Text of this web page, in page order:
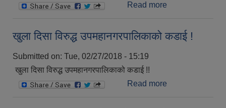
Read more
खुला दिसा विरुद्ध उपमहानगरपालिकाको कडाई !
Submitted on: Tue, 02/27/2018 - 15:19
खुला दिसा विरुद्ध उपमहानगरपालिकाको कडाई !!
Read more